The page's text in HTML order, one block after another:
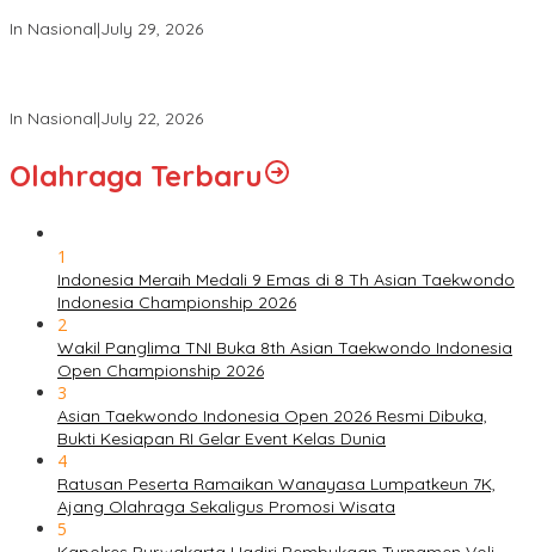
In Nasional|July 29, 2026
In Nasional|July 22, 2026
Olahraga Terbaru
1
Indonesia Meraih Medali 9 Emas di 8 Th Asian Taekwondo
Indonesia Championship 2026
2
Wakil Panglima TNI Buka 8th Asian Taekwondo Indonesia
Open Championship 2026
3
Asian Taekwondo Indonesia Open 2026 Resmi Dibuka,
Bukti Kesiapan RI Gelar Event Kelas Dunia
4
Ratusan Peserta Ramaikan Wanayasa Lumpatkeun 7K,
Ajang Olahraga Sekaligus Promosi Wisata
5